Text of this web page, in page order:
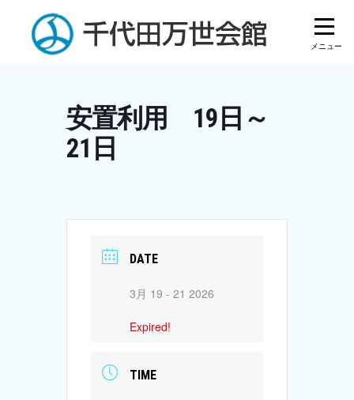
content
安置利用 19日～
21日
DATE
3月 19 - 21 2026
Expired!
TIME